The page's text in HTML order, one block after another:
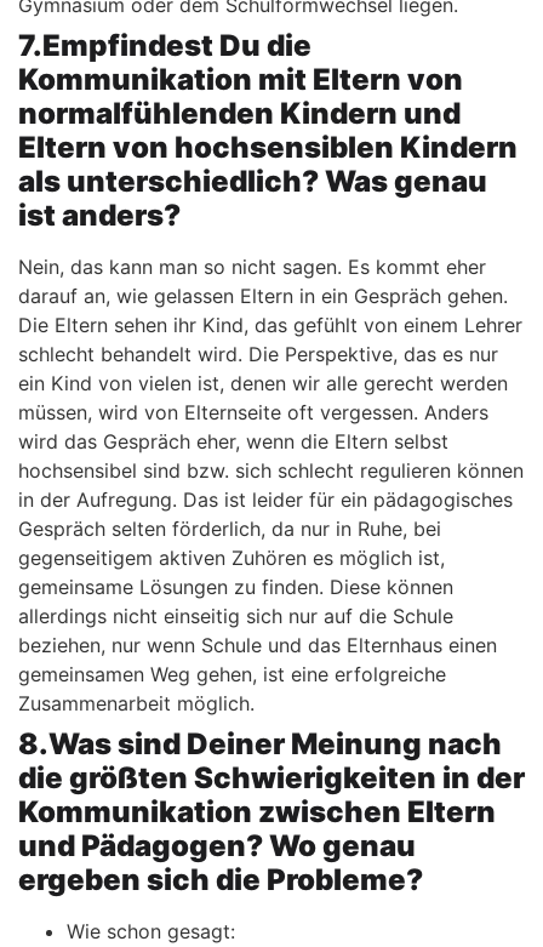
Gymnasium oder dem Schulformwechsel liegen.
7.Empfindest Du die
Kommunikation mit Eltern von
normalfühlenden Kindern und
Eltern von hochsensiblen Kindern
als unterschiedlich? Was genau
ist anders?
Nein, das kann man so nicht sagen. Es kommt eher
darauf an, wie gelassen Eltern in ein Gespräch gehen.
Die Eltern sehen ihr Kind, das gefühlt von einem Lehrer
schlecht behandelt wird. Die Perspektive, das es nur
ein Kind von vielen ist, denen wir alle gerecht werden
müssen, wird von Elternseite oft vergessen. Anders
wird das Gespräch eher, wenn die Eltern selbst
hochsensibel sind bzw. sich schlecht regulieren können
in der Aufregung. Das ist leider für ein pädagogisches
Gespräch selten förderlich, da nur in Ruhe, bei
gegenseitigem aktiven Zuhören es möglich ist,
gemeinsame Lösungen zu finden. Diese können
allerdings nicht einseitig sich nur auf die Schule
beziehen, nur wenn Schule und das Elternhaus einen
gemeinsamen Weg gehen, ist eine erfolgreiche
Zusammenarbeit möglich.
8.Was sind Deiner Meinung nach
die größten Schwierigkeiten in der
Kommunikation zwischen Eltern
und Pädagogen? Wo genau
ergeben sich die Probleme?
Wie schon gesagt: